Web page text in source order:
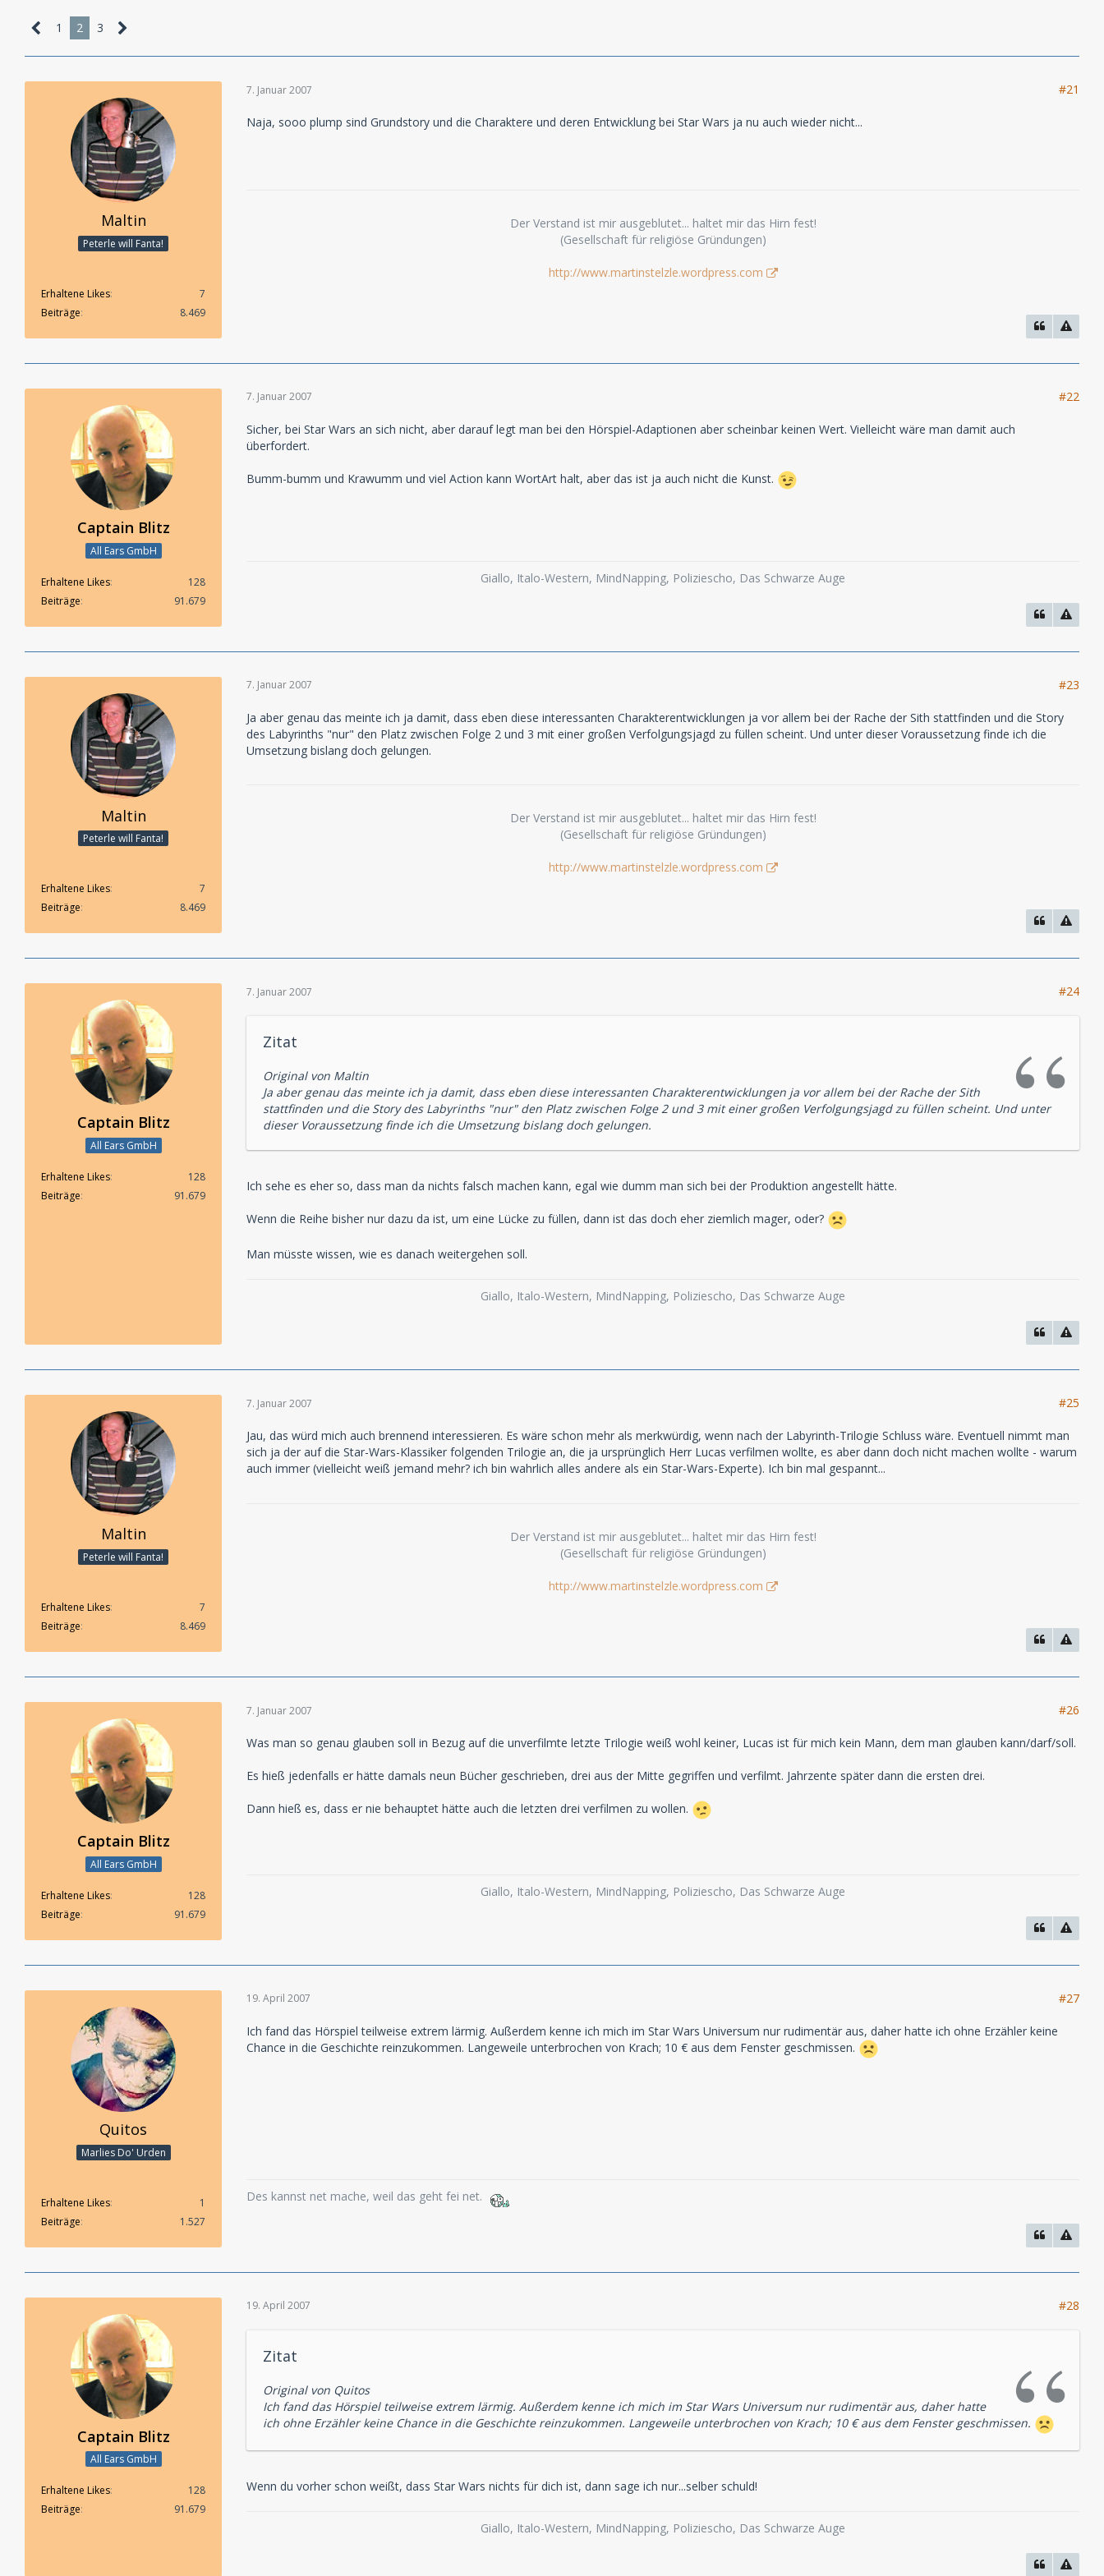
1 2 3
Maltin
Peterle will Fanta!
Erhaltene Likes
7
Beiträge
8.469
7. Januar 2007 #21
Naja, sooo plump sind Grundstory und die Charaktere und deren Entwicklung bei Star Wars ja nu auch wieder nicht...
Der Verstand ist mir ausgeblutet... haltet mir das Hirn fest!
(Gesellschaft für religiöse Gründungen)
http://www.martinstelzle.wordpress.com
Captain Blitz
All Ears GmbH
Erhaltene Likes
128
Beiträge
91.679
7. Januar 2007 #22
Sicher, bei Star Wars an sich nicht, aber darauf legt man bei den Hörspiel-Adaptionen aber scheinbar keinen Wert. Vielleicht wäre man damit auch
überfordert.
Bumm-bumm und Krawumm und viel Action kann WortArt halt, aber das ist ja auch nicht die Kunst.
Giallo, Italo-Western, MindNapping, Poliziescho, Das Schwarze Auge
Maltin
Peterle will Fanta!
Erhaltene Likes
7
Beiträge
8.469
7. Januar 2007 #23
Ja aber genau das meinte ich ja damit, dass eben diese interessanten Charakterentwicklungen ja vor allem bei der Rache der Sith stattfinden und die Story
des Labyrinths "nur" den Platz zwischen Folge 2 und 3 mit einer großen Verfolgungsjagd zu füllen scheint. Und unter dieser Voraussetzung finde ich die
Umsetzung bislang doch gelungen.
Der Verstand ist mir ausgeblutet... haltet mir das Hirn fest!
(Gesellschaft für religiöse Gründungen)
http://www.martinstelzle.wordpress.com
Captain Blitz
All Ears GmbH
Erhaltene Likes
128
Beiträge
91.679
7. Januar 2007 #24
Zitat
Original von Maltin
Ja aber genau das meinte ich ja damit, dass eben diese interessanten Charakterentwicklungen ja vor allem bei der Rache der Sith
stattfinden und die Story des Labyrinths "nur" den Platz zwischen Folge 2 und 3 mit einer großen Verfolgungsjagd zu füllen scheint. Und unter
dieser Voraussetzung finde ich die Umsetzung bislang doch gelungen.
Ich sehe es eher so, dass man da nichts falsch machen kann, egal wie dumm man sich bei der Produktion angestellt hätte.
Wenn die Reihe bisher nur dazu da ist, um eine Lücke zu füllen, dann ist das doch eher ziemlich mager, oder?
Man müsste wissen, wie es danach weitergehen soll.
Giallo, Italo-Western, MindNapping, Poliziescho, Das Schwarze Auge
Maltin
Peterle will Fanta!
Erhaltene Likes
7
Beiträge
8.469
7. Januar 2007 #25
Jau, das würd mich auch brennend interessieren. Es wäre schon mehr als merkwürdig, wenn nach der Labyrinth-Trilogie Schluss wäre. Eventuell nimmt man
sich ja der auf die Star-Wars-Klassiker folgenden Trilogie an, die ja ursprünglich Herr Lucas verfilmen wollte, es aber dann doch nicht machen wollte - warum
auch immer (vielleicht weiß jemand mehr? ich bin wahrlich alles andere als ein Star-Wars-Experte). Ich bin mal gespannt...
Der Verstand ist mir ausgeblutet... haltet mir das Hirn fest!
(Gesellschaft für religiöse Gründungen)
http://www.martinstelzle.wordpress.com
Captain Blitz
All Ears GmbH
Erhaltene Likes
128
Beiträge
91.679
7. Januar 2007 #26
Was man so genau glauben soll in Bezug auf die unverfilmte letzte Trilogie weiß wohl keiner, Lucas ist für mich kein Mann, dem man glauben kann/darf/soll.
Es hieß jedenfalls er hätte damals neun Bücher geschrieben, drei aus der Mitte gegriffen und verfilmt. Jahrzente später dann die ersten drei.
Dann hieß es, dass er nie behauptet hätte auch die letzten drei verfilmen zu wollen.
Giallo, Italo-Western, MindNapping, Poliziescho, Das Schwarze Auge
Quitos
Marlies Do' Urden
Erhaltene Likes
1
Beiträge
1.527
19. April 2007 #27
Ich fand das Hörspiel teilweise extrem lärmig. Außerdem kenne ich mich im Star Wars Universum nur rudimentär aus, daher hatte ich ohne Erzähler keine
Chance in die Geschichte reinzukommen. Langeweile unterbrochen von Krach; 10 € aus dem Fenster geschmissen.
Des kannst net mache, weil das geht fei net.
Captain Blitz
All Ears GmbH
Erhaltene Likes
128
Beiträge
91.679
19. April 2007 #28
Zitat
Original von Quitos
Ich fand das Hörspiel teilweise extrem lärmig. Außerdem kenne ich mich im Star Wars Universum nur rudimentär aus, daher hatte
ich ohne Erzähler keine Chance in die Geschichte reinzukommen. Langeweile unterbrochen von Krach; 10 € aus dem Fenster geschmissen.
Wenn du vorher schon weißt, dass Star Wars nichts für dich ist, dann sage ich nur...selber schuld!
Giallo, Italo-Western, MindNapping, Poliziescho, Das Schwarze Auge